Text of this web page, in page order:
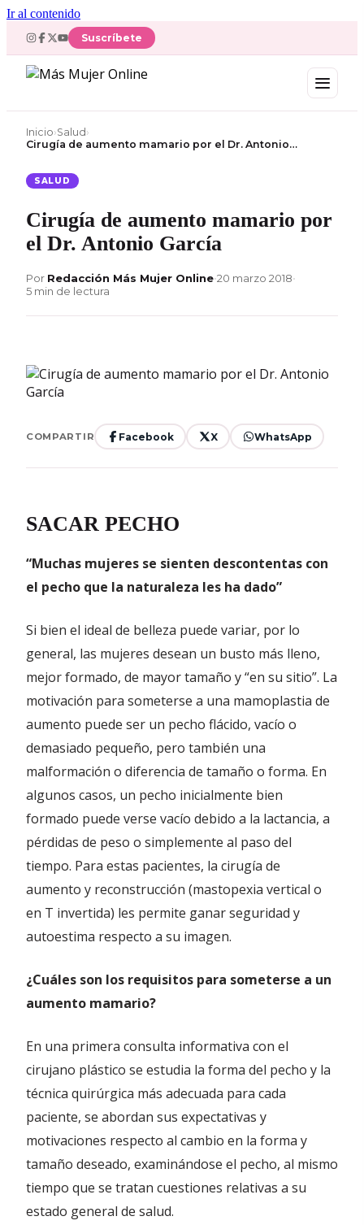
Ir al contenido
Suscríbete
Inicio›Salud ›
Cirugía de aumento mamario por el Dr. Antonio…
SALUD
Cirugía de aumento mamario por
el Dr. Antonio García
Por Redacción Más Mujer Online•20 marzo 2018•
5 min de lectura
COMPARTIR Facebook X WhatsApp
SACAR PECHO
“Muchas mujeres se sienten descontentas con
el pecho que la naturaleza les ha dado”
Si bien el ideal de belleza puede variar, por lo
general, las mujeres desean un busto más lleno,
mejor formado, de mayor tamaño y “en su sitio”. La
motivación para someterse a una mamoplastia de
aumento puede ser un pecho flácido, vacío o
demasiado pequeño, pero también una
malformación o diferencia de tamaño o forma. En
algunos casos, un pecho inicialmente bien
formado puede verse vacío debido a la lactancia, a
pérdidas de peso o simplemente al paso del
tiempo. Para estas pacientes, la cirugía de
aumento y reconstrucción (mastopexia vertical o
en T invertida) les permite ganar seguridad y
autoestima respecto a su imagen.
¿Cuáles son los requisitos para someterse a un
aumento mamario?
En una primera consulta informativa con el
cirujano plástico se estudia la forma del pecho y la
técnica quirúrgica más adecuada para cada
paciente, se abordan sus expectativas y
motivaciones respecto al cambio en la forma y
tamaño deseado, examinándose el pecho, al mismo
tiempo que se tratan cuestiones relativas a su
estado general de salud.